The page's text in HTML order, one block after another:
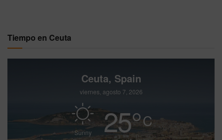
Tiempo en Ceuta
Ceuta, Spain
viernes, agosto 7, 2026
Sunny 25°C